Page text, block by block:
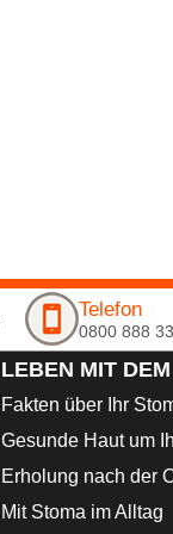
Telefon
0800 888
LEBEN MIT
Fakten über Ihr
Gesunde Haut um
Erholung nach der
Mit Stoma im Alltag